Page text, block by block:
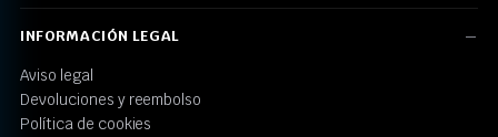
INFORMACIÓN LEGAL
Aviso legal
Devoluciones y reembolso
Política de cookies